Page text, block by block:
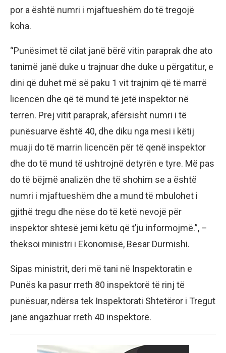
por a është numri i mjaftueshëm do të tregojë
koha.
“Punësimet të cilat janë bërë vitin paraprak dhe ato
tanimë janë duke u trajnuar dhe duke u përgatitur, e
dini që duhet më së paku 1 vit trajnim që të marrë
licencën dhe që të mund të jetë inspektor në
terren. Prej vitit paraprak, afërsisht numri i të
punësuarve është 40, dhe diku nga mesi i këtij
muaji do të marrin licencën për të qenë inspektor
dhe do të mund të ushtrojnë detyrën e tyre. Më pas
do të bëjmë analizën dhe të shohim se a është
numri i mjaftueshëm dhe a mund të mbulohet i
gjithë tregu dhe nëse do të ketë nevojë për
inspektor shtesë jemi këtu që t’ju informojmë.”, –
theksoi ministri i Ekonomisë, Besar Durmishi.
Sipas ministrit, deri më tani në Inspektoratin e
Punës ka pasur rreth 80 inspektorë të rinj të
punësuar, ndërsa tek Inspektorati Shtetëror i Tregut
janë angazhuar rreth 40 inspektorë.